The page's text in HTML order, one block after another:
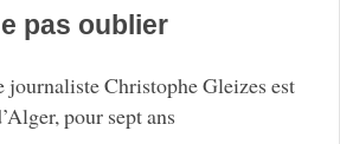
pas oublier
Christophe Gleizes est
pour sept ans